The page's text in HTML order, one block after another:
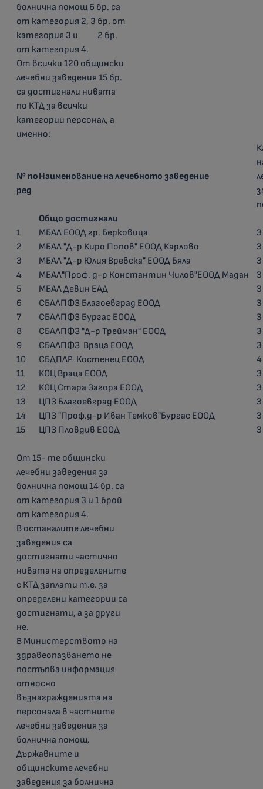
болнична помощ 6 бр. са
от категория 2, 3 бр. от
категория 3 и 2 бр.
от категория 4.
От всички 120 общински
лечебни заведения 15 бр.
са достигнали нивата
по КТД за всички
категории персонал, а
именно:
№ по
ред
Наименование на лечебното заведение
Общо достигнали
1
МБАЛ ЕООД гр. Берковица
3
2
МБАЛ "Д-р Киро Попов" ЕООД Карлово
3
3
МБАЛ "Д-р Юлия Вревска" ЕООД Бяла
3
4
МБАЛ"Проф. д-р Константин Чилов"ЕООД Мадан
3
5
МБАЛ Девин ЕАД
3
6
СБАЛПФЗ Благоевград ЕООД
3
7
СБАЛПФЗ Бургас ЕООД
3
8
СБАЛПФЗ "Д-р Трейман" ЕООД
3
9
СБАЛПФЗ Враца ЕООД
3
10
СБДПЛР Костенец ЕООД
4
11
КОЦ Враца ЕООД
3
12
КОЦ Стара Загора ЕООД
3
13
ЦПЗ Благоевград ЕООД
3
14
ЦПЗ "Проф.д-р Иван Темков"Бургас ЕООД
3
15
ЦПЗ Пловдив ЕООД 3
От 15- те общински
лечебни заведения за
болнична помощ 14 бр. са
от категория 3 и 1 брой
от категория 4.
В останалите лечебни
заведения са
достигнати частично
нивата на определените
с КТД заплати т.е. за
определени категории са
достигнати, а за други
не.
В Министерството на
здравеопазването не
постъпва информация
относно
възнагражденията на
персонала в частните
лечебни заведения за
болнична помощ.
Държавните и
общинските лечебни
заведения за болнична